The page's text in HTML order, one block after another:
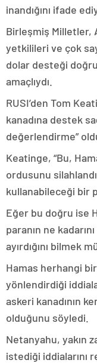
inandığını ifade
Birleşmiş Milletler,
yetkilileri ve çok
dolar desteği
amaçlıydı.
RUSI’den Tom
kanadına destek
değerlendirme”
Keatinge, “Bu,
ordusunu
kullanabileceği bir
Eğer bu doğru ise
paranın ne
ayırdığını bilmek
Hamas herhangi bir
yönlendirdiği
askeri kanadının
olduğunu söyledi.
Netanyahu, yakın
istediği iddialarını